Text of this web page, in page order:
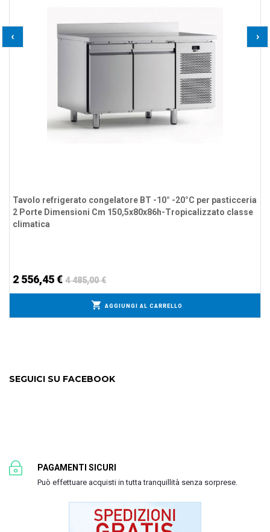
‹ ›
Tavolo refrigerato congelatore BT -10° -20°C per pasticceria
2 Porte Dimensioni Cm 150,5x80x86h-Tropicalizzato classe
climatica
2 556,45 € 4 485,00 €
AGGIUNGI AL CARRELLO
SEGUICI SU FACEBOOK
PAGAMENTI SICURI
Può effettuare acquisti in tutta tranquillità senza sorprese.